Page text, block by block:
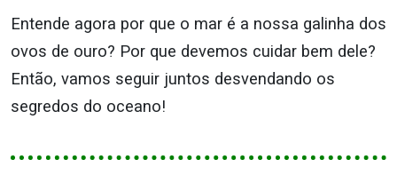
Entende agora por que o mar é a nossa galinha dos
ovos de ouro? Por que devemos cuidar bem dele?
Então, vamos seguir juntos desvendando os
segredos do oceano!